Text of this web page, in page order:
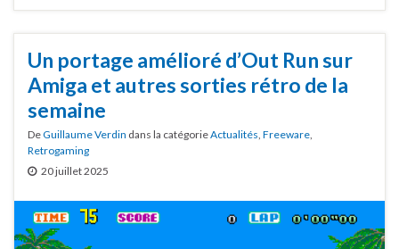
Un portage amélioré d’Out Run sur
Amiga et autres sorties rétro de la
semaine
DeGuillaume Verdin dans la catégorieActualités Freeware
Retrogaming
20 juillet 2025